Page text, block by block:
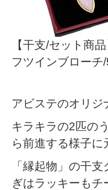
【干支/セット商
フツインブロー
アビステのオリジ
キラキラの2匹の
ら前進する様子に
「縁起物」の干
ぎはラッキーもチ